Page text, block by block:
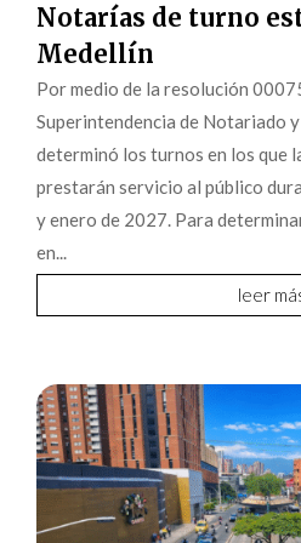
Notarías de turno
Medellín
Por medio de la resolución
Superintendencia de Notariado
determinó los turnos en los que
prestarán servicio al público
y enero de 2027. Para
en...
leer